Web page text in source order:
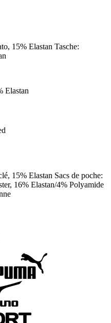
15% Elastan Tasche:
Elastan
15% Elastan Sacs de poche:
16% Elastan/4% Polyamide